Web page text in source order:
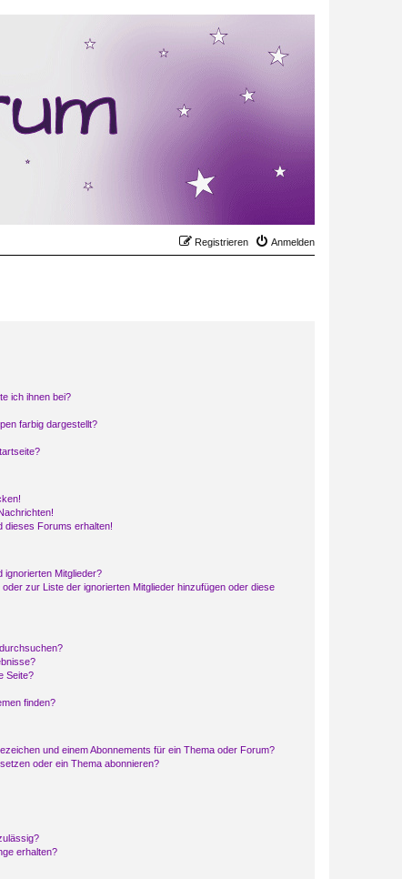
Anmelden
Registrieren
ich ihnen bei?
farbig dargestellt?
dieses Forums erhalten!
ignorierten Mitglieder?
zur Liste der ignorierten Mitglieder hinzufügen oder diese
Seite?
finden?
und einem Abonnements für ein Thema oder Forum?
oder ein Thema abonnieren?
erhalten?